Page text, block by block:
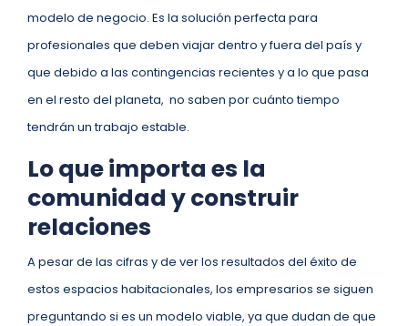
modelo de negocio. Es la solución perfecta para
profesionales que deben viajar dentro y fuera del país y
que debido a las contingencias recientes y a lo que pasa
en el resto del planeta, no saben por cuánto tiempo
tendrán un trabajo estable.
Lo que importa es la
comunidad y construir
relaciones
A pesar de las cifras y de ver los resultados del éxito de
estos espacios habitacionales, los empresarios se siguen
preguntando si es un modelo viable, ya que dudan de que